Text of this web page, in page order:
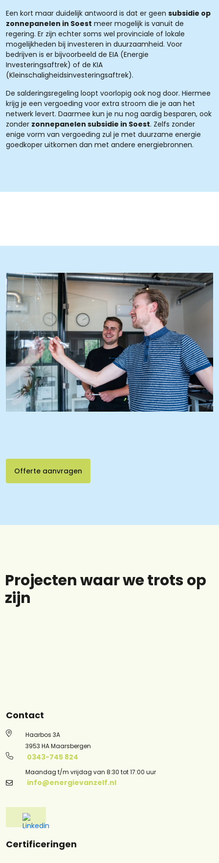
Een kort maar duidelijk antwoord is dat er geen subsidie op
zonnepanelen in Soest meer mogelijk is vanuit de
regering. Er zijn echter soms wel provinciale of lokale
mogelijkheden bij investeren in duurzaamheid. Voor
bedrijven is er bijvoorbeeld de EIA (Energie
Investeringsaftrek) of de KIA
(Kleinschaligheidsinvesteringsaftrek).
De salderingsregeling loopt voorlopig ook nog door. Hiermee
krijg je een vergoeding voor extra stroom die je aan het
netwerk levert. Daarmee kun je nu nog aardig besparen, ook
zonder zonnepanelen subsidie in Soest. Zelfs zonder
enige vorm van vergoeding zul je met duurzame energie
goedkoper uitkomen dan met andere energiebronnen.
Offerte aanvragen
Projecten waar we trots op
zijn
Thuisbatterij bij particuliere klant
Zonnepanelen Afferden
Contact
Haarbos 3A
3953 HA Maarsbergen
0343-745 824
Maandag t/m vrijdag van 8:30 tot 17:00 uur
info@energievanzelf.nl
Certificeringen